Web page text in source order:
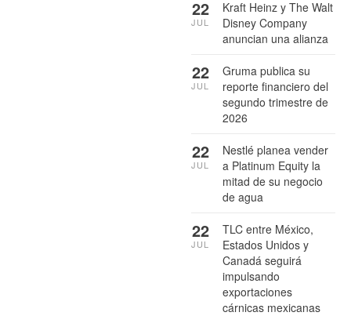
Kraft Heinz y The Walt
Disney Company
anuncian una alianza
22
JUL
Gruma publica su
reporte financiero del
segundo trimestre de
2026
22
JUL
Nestlé planea vender
a Platinum Equity la
mitad de su negocio
de agua
22
JUL
TLC entre México,
Estados Unidos y
Canadá seguirá
impulsando
exportaciones
cárnicas mexicanas
22
JUL